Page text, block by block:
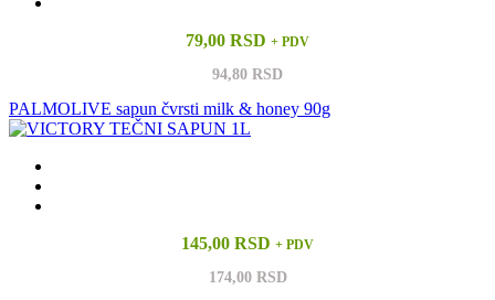
79,00 RSD + PDV
94,80 RSD
PALMOLIVE sapun čvrsti milk & honey 90g
145,00 RSD + PDV
174,00 RSD